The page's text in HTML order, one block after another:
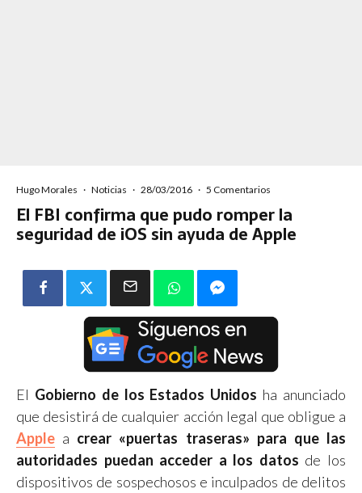
Hugo Morales · Noticias · 28/03/2016 · 5 Comentarios
El FBI confirma que pudo romper la
seguridad de iOS sin ayuda de Apple
El Gobierno de los Estados Unidos ha anunciado
que desistirá de cualquier acción legal que obligue a
Apple a crear «puertas traseras» para que las
autoridades puedan acceder a los datos de los
dispositivos de sospechosos e inculpados de delitos